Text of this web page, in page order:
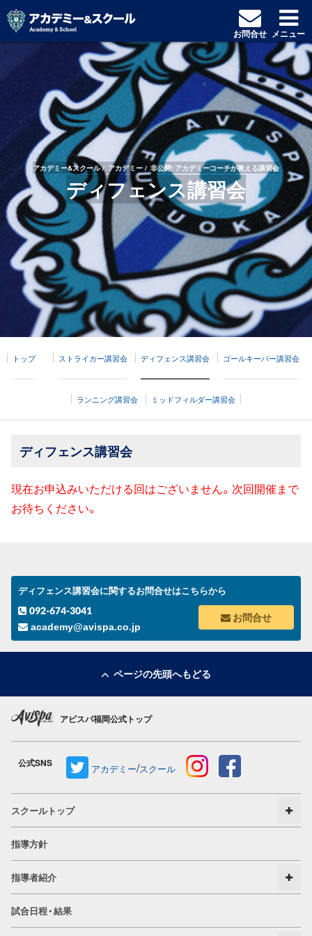
アカデミー&スクール アカデミー 非公開: アカデミーコーチが教える講習会
ディフェンス講習会
お問合せ メニュー
トップ ストライカー講習会 ディフェンス講習会 ゴールキーパー講習会
ランニング講習会 ミッドフィルダー講習会
ディフェンス講習会
現在お申込みいただける回はございません。次回開催まで
お待ちください。
ディフェンス講習会に関するお問合せはこちらから
092-674-3041
academy@avispa.co.jp
お問合せ
ページの先頭へもどる
アビスパ福岡公式トップ
公式SNS アカデミー/スクール
スクールトップ
指導方針
指導者紹介
試合日程・結果